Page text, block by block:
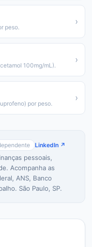
peso.
›
100mg/mL).
›
por peso.
›
LinkedIn ↗
pessoais,
Acompanha as
ANS, Banco
São Paulo, SP.